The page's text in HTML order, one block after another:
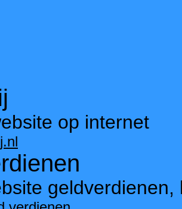
op internet
geldverdienen,